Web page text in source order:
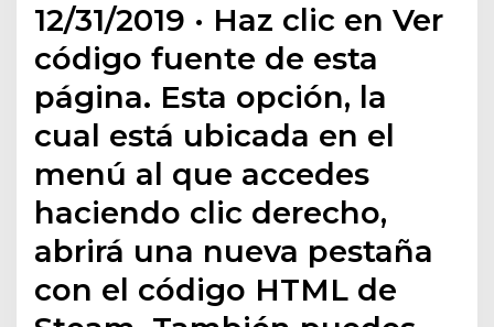
12/31/2019 · Haz clic en Ver
código fuente de esta
página. Esta opción, la
cual está ubicada en el
menú al que accedes
haciendo clic derecho,
abrirá una nueva pestaña
con el código HTML de